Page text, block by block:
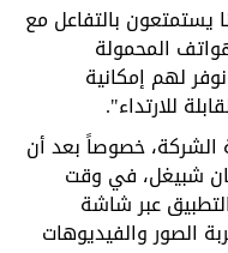
بالتفاعل مع
المحمولة
لهم إمكانية
للارتداء".
خصوصاً بعد أن
شبيغل، في وقت
عبر شاشة
الصور والفيديوهات